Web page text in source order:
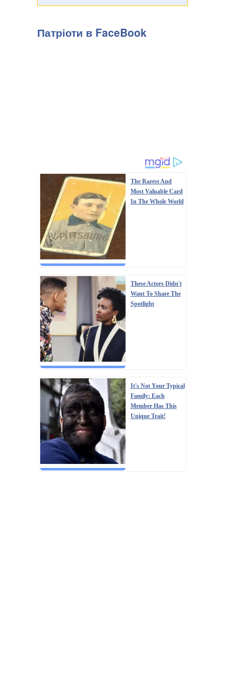
Патріоти в FaceBook
The Rarest And
Most Valuable Card
In The Whole World
These Actors Didn't
Want To Share The
Spotlight
It's Not Your Typical
Family: Each
Member Has This
Unique Trait!